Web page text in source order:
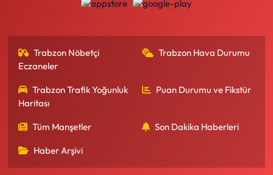
Trabzon Nöbetçi
Eczaneler
Trabzon Hava Durumu
Trabzon Trafik Yoğunluk
Haritası
Puan Durumu ve Fikstür
Tüm Manşetler Son Dakika Haberleri
Haber Arşivi